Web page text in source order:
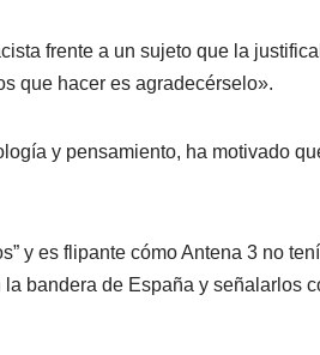
frente a un sujeto que la
que hacer es agradecérselo».
y pensamiento, ha motivado
y es flipante cómo Antena 3 no
bandera de España y señalarlos